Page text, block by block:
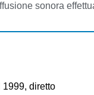
1999, diretto